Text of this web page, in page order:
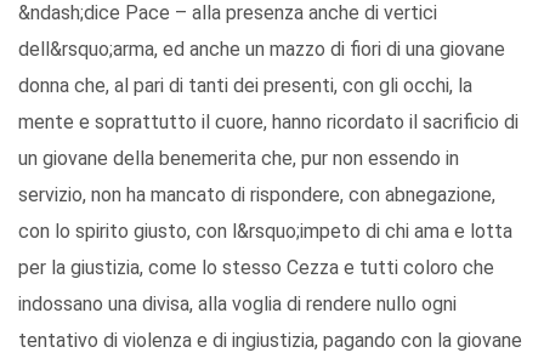
&ndash;dice Pace – alla presenza anche di vertici
dell&rsquo;arma, ed anche un mazzo di fiori di una giovane
donna che, al pari di tanti dei presenti, con gli occhi, la
mente e soprattutto il cuore, hanno ricordato il sacrificio di
un giovane della benemerita che, pur non essendo in
servizio, non ha mancato di rispondere, con abnegazione,
con lo spirito giusto, con l&rsquo;impeto di chi ama e lotta
per la giustizia, come lo stesso Cezza e tutti coloro che
indossano una divisa, alla voglia di rendere nullo ogni
tentativo di violenza e di ingiustizia, pagando con la giovane